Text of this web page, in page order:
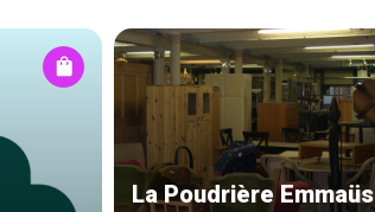
La Poudrière Emmaüs